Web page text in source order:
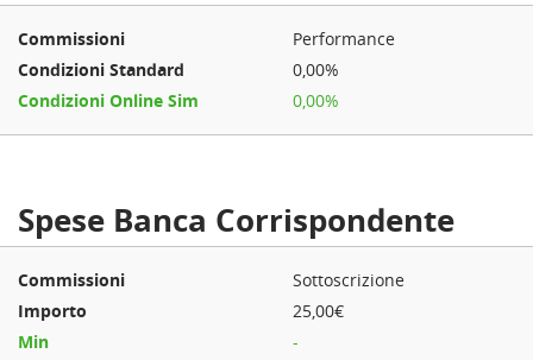
Performance
0,00%
0,00%
Spese Banca Corrispondente
Sottoscrizione
25,00€
-